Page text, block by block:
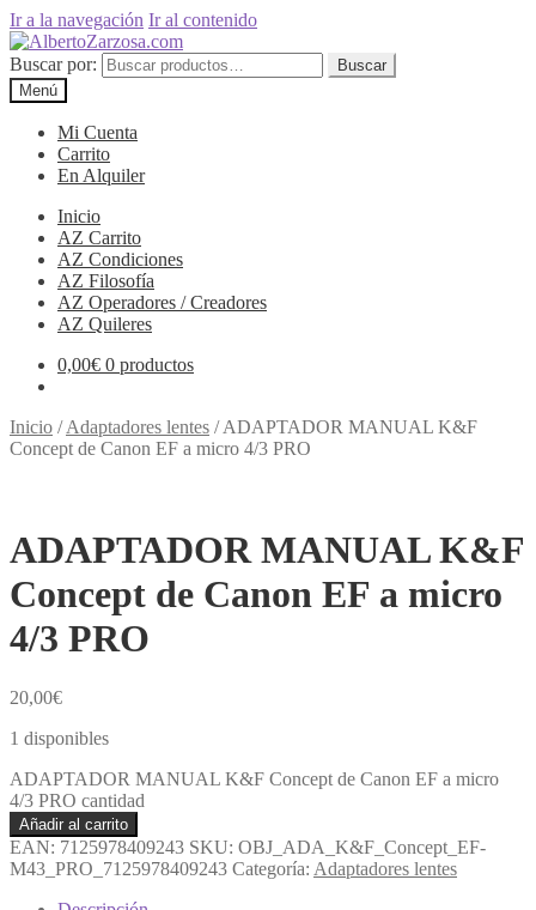
Ir a la navegación Ir al contenido
Buscar por:
Buscar
Menú
Mi Cuenta
Carrito
En Alquiler
Inicio
AZ Carrito
AZ Condiciones
AZ Filosofía
AZ Operadores / Creadores
AZ Quileres
0,00€ 0 productos
Inicio /Adaptadores lentes /ADAPTADOR MANUAL K&F
Concept de Canon EF a micro 4/3 PRO
ADAPTADOR MANUAL K&F
Concept de Canon EF a micro
4/3 PRO
20,00€
1 disponibles
ADAPTADOR MANUAL K&F Concept de Canon EF a micro
4/3 PRO cantidad
Añadir al carrito
EAN: 7125978409243 SKU: OBJ_ADA_K&F_Concept_EF-
M43_PRO_7125978409243 Categoría: Adaptadores lentes